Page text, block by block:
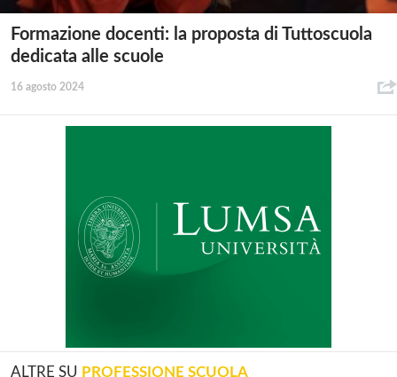
Formazione docenti: la proposta di Tuttoscuola
dedicata alle scuole
16 agosto 2024
ALTRE SU PROFESSIONE SCUOLA